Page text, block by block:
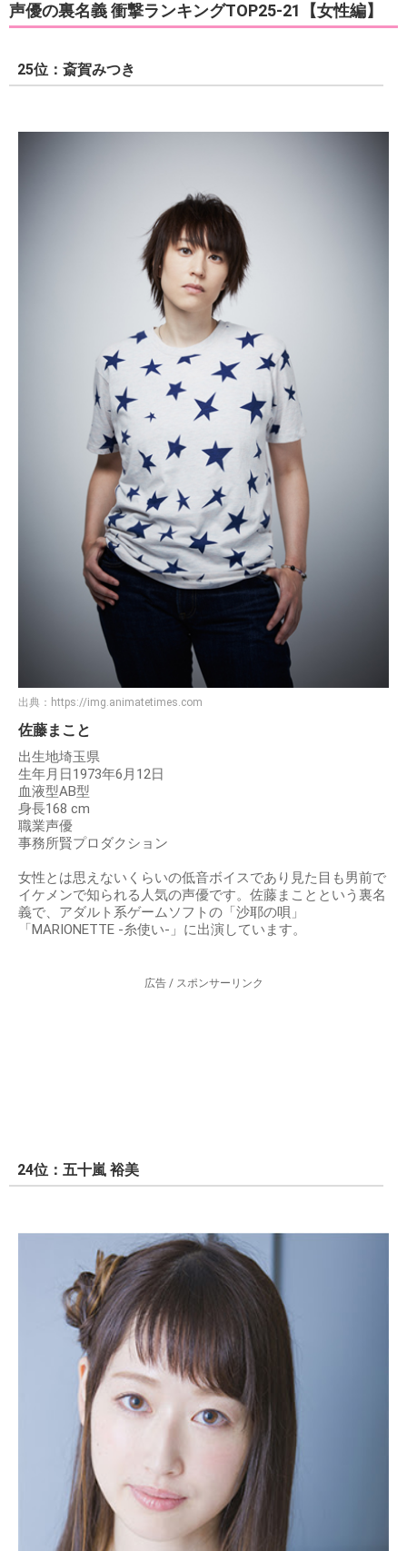
声優の裏名義 衝撃ランキングTOP25-21【女性編】
25位：斎賀みつき
出典： https://img.animatetimes.com
佐藤まこと
出生地埼玉県
生年月日1973年6月12日
血液型AB型
身長168 cm
職業声優
事務所賢プロダクション
女性とは思えないくらいの低音ボイスであり見た目も男前で
イケメンで知られる人気の声優です。佐藤まことという裏名
義で、アダルト系ゲームソフトの「沙耶の唄」
「MARIONETTE -糸使い-」に出演しています。
広告 / スポンサーリンク
24位：五十嵐 裕美